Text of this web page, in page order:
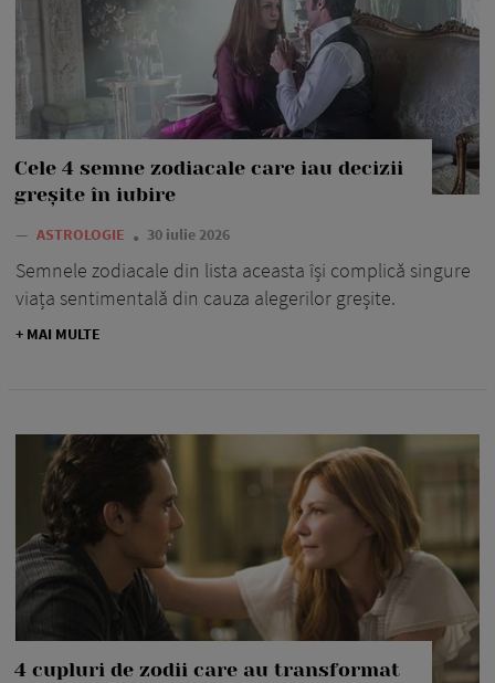
Cele 4 semne zodiacale care iau decizii
greșite în iubire
— ASTROLOGIE 30 iulie 2026
Semnele zodiacale din lista aceasta își complică singure
viața sentimentală din cauza alegerilor greșite.
+ MAI MULTE
4 cupluri de zodii care au transformat